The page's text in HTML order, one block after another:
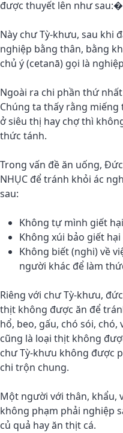
được thuyết lên như sau:�
Này chư Tỳ-khưu, sau khi
nghiệp bằng thân, bằng
chủ ý (cetanā) gọi là
Ngoài ra chi phần thứ
Chúng ta thấy rằng
ở siêu thị hay chợ thì
thức tánh.
Trong vấn đề ăn uống,
NHỤC để tránh khỏi ác
sau:
Không tự mình giết
Không xúi bảo giết
Không biết (nghi) về
người khác để làm
Riêng với chư Tỳ-khưu,
thịt không được ăn để
hổ, beo, gấu, chó sói,
cũng là loại thịt không
chư Tỳ-khưu không được
chi trộn chung.
Một người với thân, khẩu,
không phạm phải nghiệp
củ quả hay ăn thịt cá.